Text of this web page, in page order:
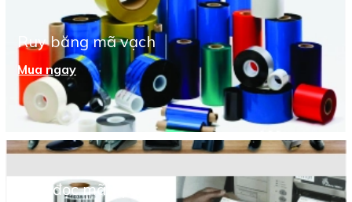
Ruy băng mã vạch
Mua ngay
Máy đọc mã vạch